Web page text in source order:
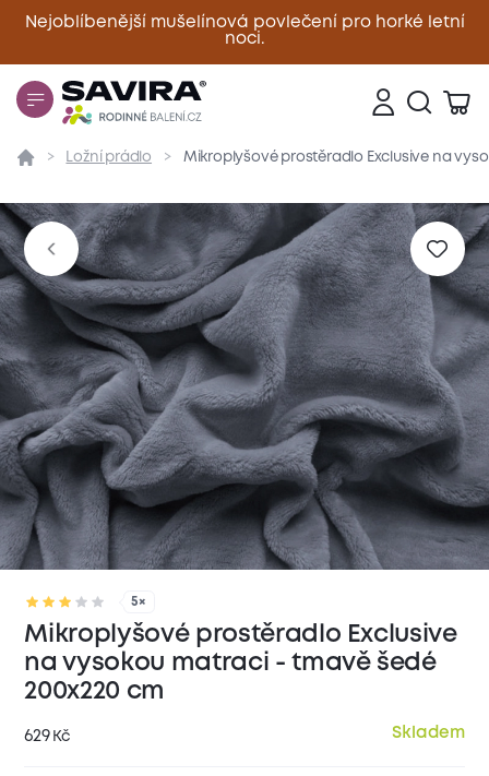
Nejoblíbenější mušelínová povlečení pro horké letní
noci.
Zavřít
Přehled Parametry Popis produktu Materiál
Ložní prádlo Mikroplyšové prostěradlo Exclusive na
5×
Mikroplyšové prostěradlo Exclusive
na vysokou matraci - tmavě šedé
200x220 cm
629 Kč Skladem